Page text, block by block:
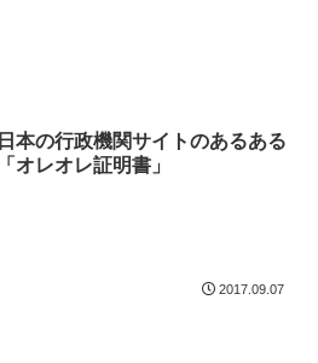
日本の行政機関サイトのあるある
「オレオレ証明書」
2017.09.07